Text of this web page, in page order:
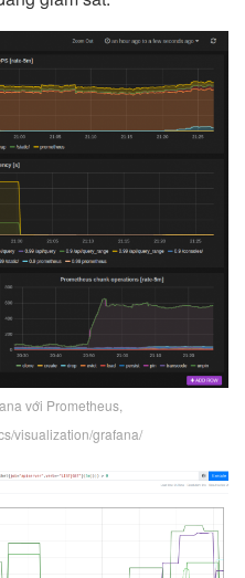
với Prometheus,
visualization/grafana/